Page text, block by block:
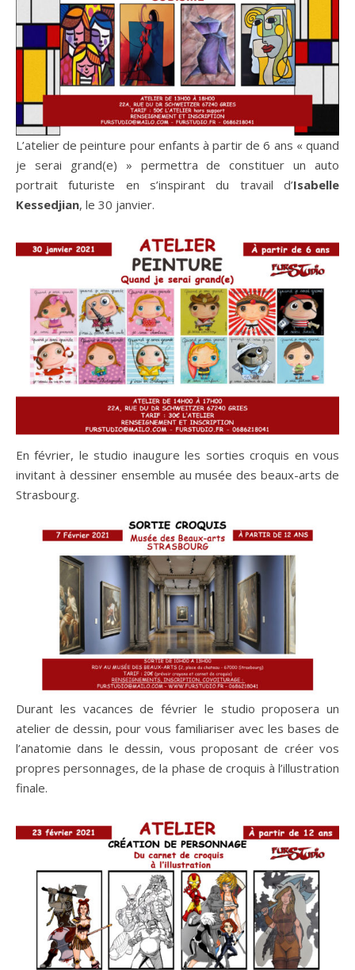
L’atelier de peinture pour enfants à partir de 6 ans « quand
je serai grand(e) » permettra de constituer un auto
portrait futuriste en s’inspirant du travail d’Isabelle
Kessedjian, le 30 janvier.
En février, le studio inaugure les sorties croquis en vous
invitant à dessiner ensemble au musée des beaux-arts de
Strasbourg.
Durant les vacances de février le studio proposera un
atelier de dessin, pour vous familiariser avec les bases de
l’anatomie dans le dessin, vous proposant de créer vos
propres personnages, de la phase de croquis à l’illustration
finale.